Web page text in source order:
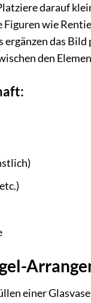
darauf
wie
das
den
einer